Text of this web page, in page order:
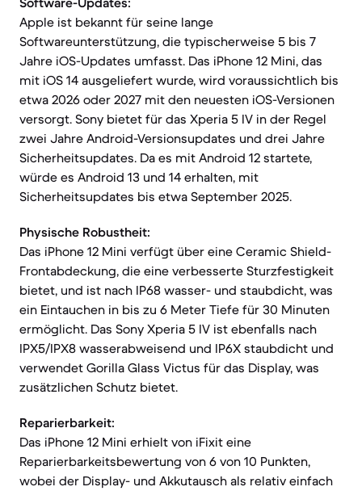
Apple ist bekannt für seine lange
Softwareunterstützung, die typischerweise 5 bis 7
Jahre iOS-Updates umfasst. Das iPhone 12 Mini, das
mit iOS 14 ausgeliefert wurde, wird voraussichtlich bis
etwa 2026 oder 2027 mit den neuesten iOS-Versionen
versorgt. Sony bietet für das Xperia 5 IV in der Regel
zwei Jahre Android-Versionsupdates und drei Jahre
Sicherheitsupdates. Da es mit Android 12 startete,
würde es Android 13 und 14 erhalten, mit
Sicherheitsupdates bis etwa September 2025.
Physische Robustheit:
Das iPhone 12 Mini verfügt über eine Ceramic Shield-
Frontabdeckung, die eine verbesserte Sturzfestigkeit
bietet, und ist nach IP68 wasser- und staubdicht, was
ein Eintauchen in bis zu 6 Meter Tiefe für 30 Minuten
ermöglicht. Das Sony Xperia 5 IV ist ebenfalls nach
IPX5/IPX8 wasserabweisend und IP6X staubdicht und
verwendet Gorilla Glass Victus für das Display, was
zusätzlichen Schutz bietet.
Reparierbarkeit:
Das iPhone 12 Mini erhielt von iFixit eine
Reparierbarkeitsbewertung von 6 von 10 Punkten,
wobei der Display- und Akkutausch als relativ einfach